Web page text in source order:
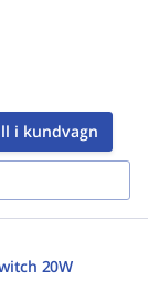
i kundvagn
20W